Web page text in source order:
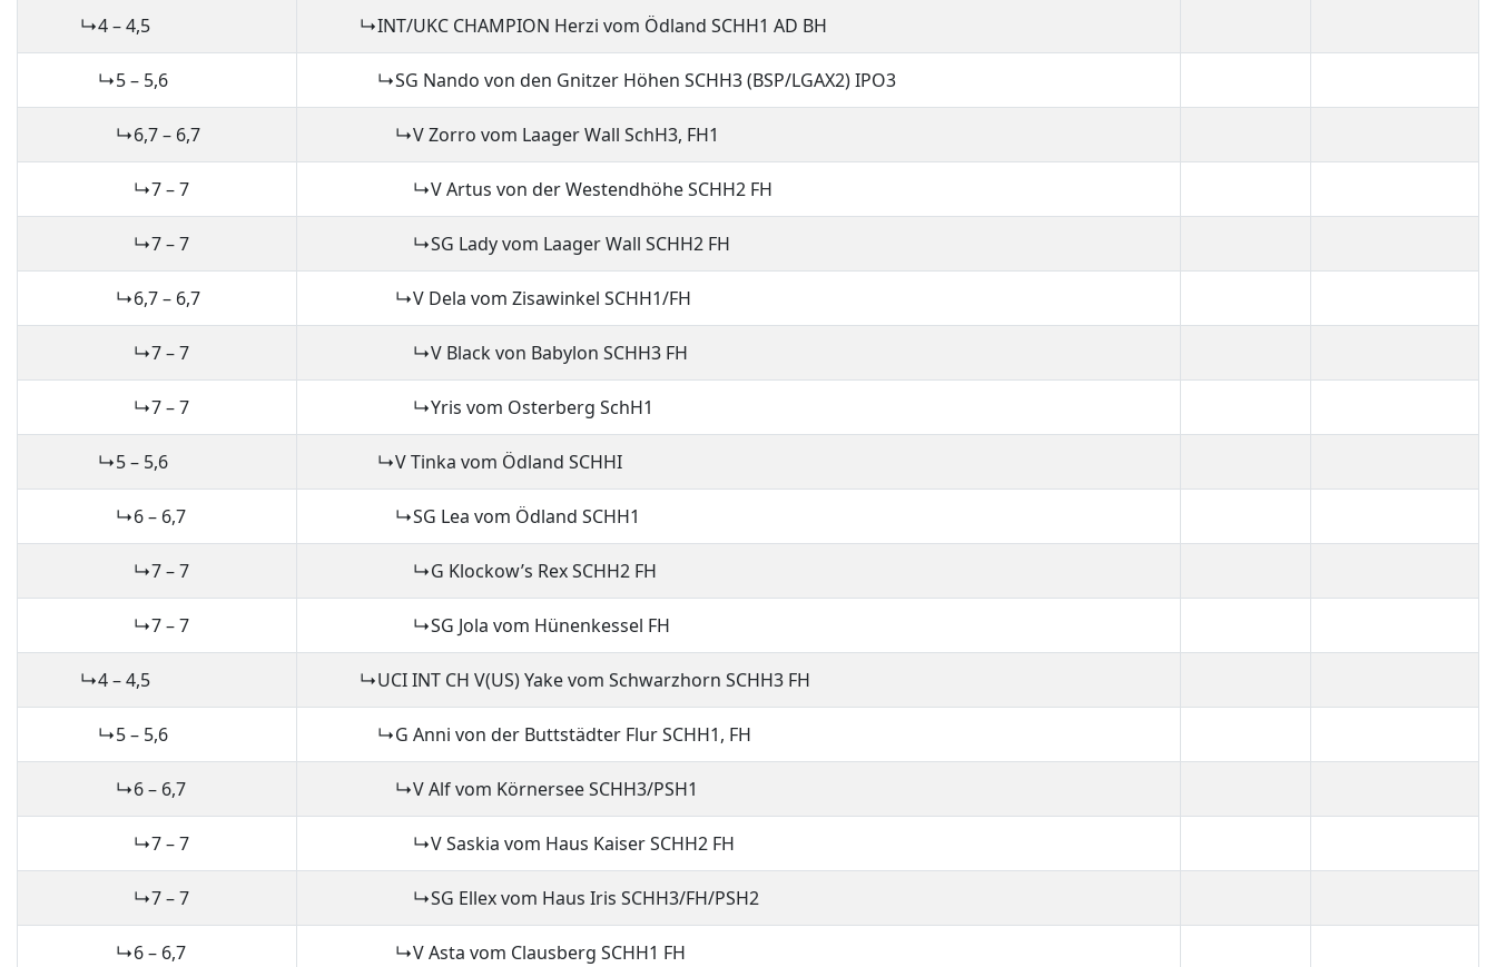
↳4 – 4,5 ↳INT/UKC CHAMPION Herzi vom Ödland SCHH1 AD BH
↳5 – 5,6 ↳SG Nando von den Gnitzer Höhen SCHH3 (BSP/LGAX2) IPO3
↳6,7 – 6,7 ↳V Zorro vom Laager Wall SchH3, FH1
↳7 – 7 ↳V Artus von der Westendhöhe SCHH2 FH
↳7 – 7 ↳SG Lady vom Laager Wall SCHH2 FH
↳6,7 – 6,7 ↳V Dela vom Zisawinkel SCHH1/FH
↳7 – 7 ↳V Black von Babylon SCHH3 FH
↳7 – 7 ↳Yris vom Osterberg SchH1
↳5 – 5,6 ↳V Tinka vom Ödland SCHHI
↳6 – 6,7 ↳SG Lea vom Ödland SCHH1
↳7 – 7 ↳G Klockow’s Rex SCHH2 FH
↳7 – 7 ↳SG Jola vom Hünenkessel FH
↳4 – 4,5 ↳UCI INT CH V(US) Yake vom Schwarzhorn SCHH3 FH
↳5 – 5,6 ↳G Anni von der Buttstädter Flur SCHH1, FH
↳6 – 6,7 ↳V Alf vom Körnersee SCHH3/PSH1
↳7 – 7 ↳V Saskia vom Haus Kaiser SCHH2 FH
↳7 – 7 ↳SG Ellex vom Haus Iris SCHH3/FH/PSH2
↳6 – 6,7 ↳V Asta vom Clausberg SCHH1 FH